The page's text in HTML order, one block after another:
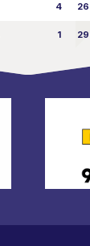
4 26
1 29